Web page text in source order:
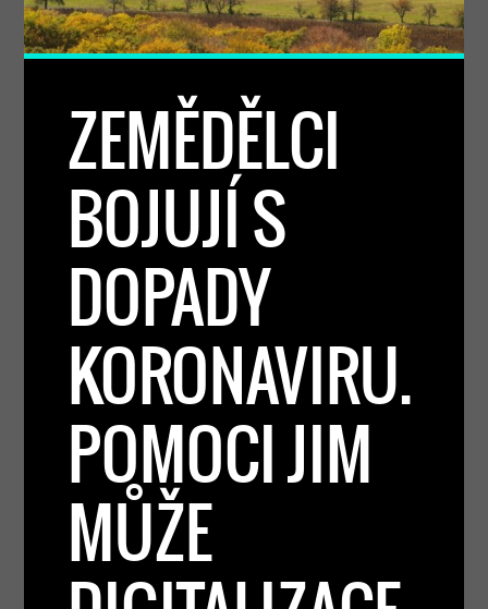
ZEMĚDĚLCI
BOJUJÍ S
DOPADY
KORONAVIRU.
POMOCI JIM
MŮŽE